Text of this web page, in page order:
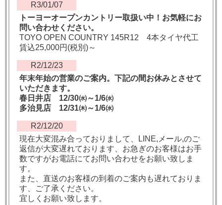
R3/01/07
トーヨーオープンカントリー取扱い中！お気軽にお
問い合わせください。
TOYO OPEN COUNTRY 145R12 4本タイヤ代工
賃込25,000円(税別)～
R2/12/23
年末年始の営業のご案内。下記の間お休みとさせて
いただきます。
春日井店 12/30㈬～1/6㈬
多治見店 12/31㈭～1/6㈬
R2/12/20
現在大変混み合っておりまして、LINE,メール,のご
返信が大変遅れております、お急ぎのお客様はお手
数ですがお電話にてお問い合わせをお願い致しま
す。
また、直送のお客様の到着のご案内も遅れておりま
す、ご了承ください。
宜しくお願い致します。